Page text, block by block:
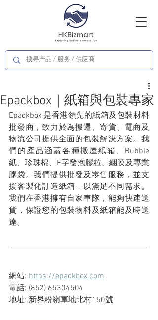
Epackbox｜紙箱與包裝專家
Epackbox 是香港領先的紙箱及包裝材料
批發商，致力於為搬遷、寄貨、電商及
物流公司提供全面的包裝解決方案。我
們的產品涵蓋各種搬屋紙箱、Bubble
紙、珍珠棉、E字發泡膠粒、綑膜及專業
膠袋。我們提供批發及零售服務，並支
援客製化訂造紙箱，以滿足不同需求。
我們在香港擁有自家車隊，能夠快速送
貨，保證您的包裝物料及紙箱能及時送
達。
網站: https://epackbox.com
電話: (852) 65304504
地址: 新界粉嶺軍地北村150號